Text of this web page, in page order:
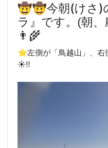
🤠🤠今朝(けさ)
ラ』です。(朝
👨‍🌾
⭐️左側が「鳥越山」、
☀️‼️